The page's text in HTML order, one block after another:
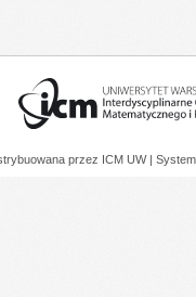
przez ICM UW |